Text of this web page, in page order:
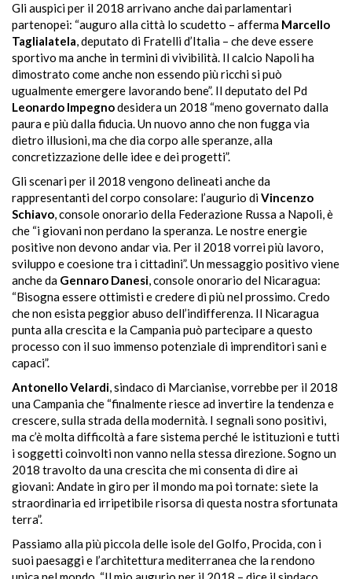
Gli auspici per il 2018 arrivano anche dai parlamentari
partenopei: “auguro alla città lo scudetto – afferma Marcello
Taglialatela, deputato di Fratelli d’Italia – che deve essere
sportivo ma anche in termini di vivibilità. Il calcio Napoli ha
dimostrato come anche non essendo più ricchi si può
ugualmente emergere lavorando bene”. Il deputato del Pd
Leonardo Impegnodesidera un 2018 “meno governato dalla
paura e più dalla fiducia. Un nuovo anno che non fugga via
dietro illusioni, ma che dia corpo alle speranze, alla
concretizzazione delle idee e dei progetti”.
Gli scenari per il 2018 vengono delineati anche da
rappresentanti del corpo consolare: l’augurio diVincenzo
Schiavo, console onorario della Federazione Russa a Napoli, è
che “i giovani non perdano la speranza. Le nostre energie
positive non devono andar via. Per il 2018 vorrei più lavoro,
sviluppo e coesione tra i cittadini”. Un messaggio positivo viene
anche da Gennaro Danesi, console onorario del Nicaragua:
“Bisognaessere ottimisti e credere di più nel prossimo. Credo
che non esista peggior abuso dell’indifferenza. Il Nicaragua
punta alla crescita e la Campania può partecipare a questo
processo con il suo immenso potenziale di imprenditori sani e
capaci”.
Antonello Velardi, sindaco di Marcianise, vorrebbe per il 2018
una Campania che “finalmente riesce ad invertire la tendenza e
crescere, sulla strada della modernità. I segnali sono positivi,
ma c’è molta difficoltà a fare sistema perché le istituzioni e tutti
i soggetti coinvolti non vanno nella stessa direzione. Sogno un
2018 travolto da una crescita che mi consenta di dire ai
giovani: Andate in giro per il mondo ma poi tornate: siete la
straordinaria ed irripetibile risorsa di questa nostra sfortunata
terra”.
Passiamo alla più piccola delle isole del Golfo, Procida, con i
suoi paesaggi e l’architettura mediterranea che la rendono